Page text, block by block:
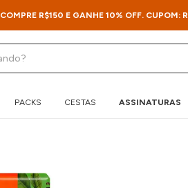
COMPRE R$150 E GANHE 10% OFF. CUPOM:
PACKS CESTAS ASSINATURAS